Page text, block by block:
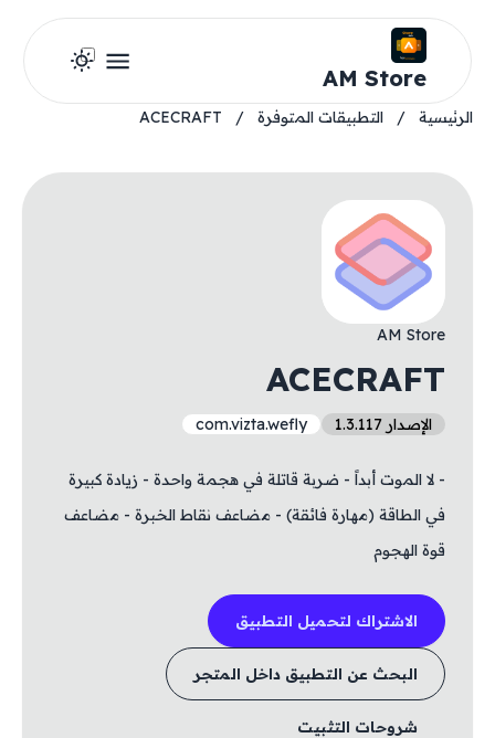
AM Store
الرئيسية / التطبيقات المتوفرة /
ACECRAFT
AM Store
ACECRAFT
الإصدار 1.3.117 com.vizta.wefly
- لا الموت أبداً - ضربة قاتلة في هجمة واحدة - زيادة كبيرة
في الطاقة (مهارة فائقة) - مضاعف نقاط الخبرة - مضاعف
قوة الهجوم
الاشتراك لتحميل التطبيق
البحث عن التطبيق داخل المتجر
شروحات التثبيت